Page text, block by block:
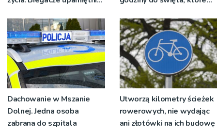
pokoleń
Dachowanie w Mszanie
Dolnej. Jedna osoba
zabrana do szpitala
Utworzą kilometry ścieżek
rowerowych, nie wydając
ani złotówki na ich budowę